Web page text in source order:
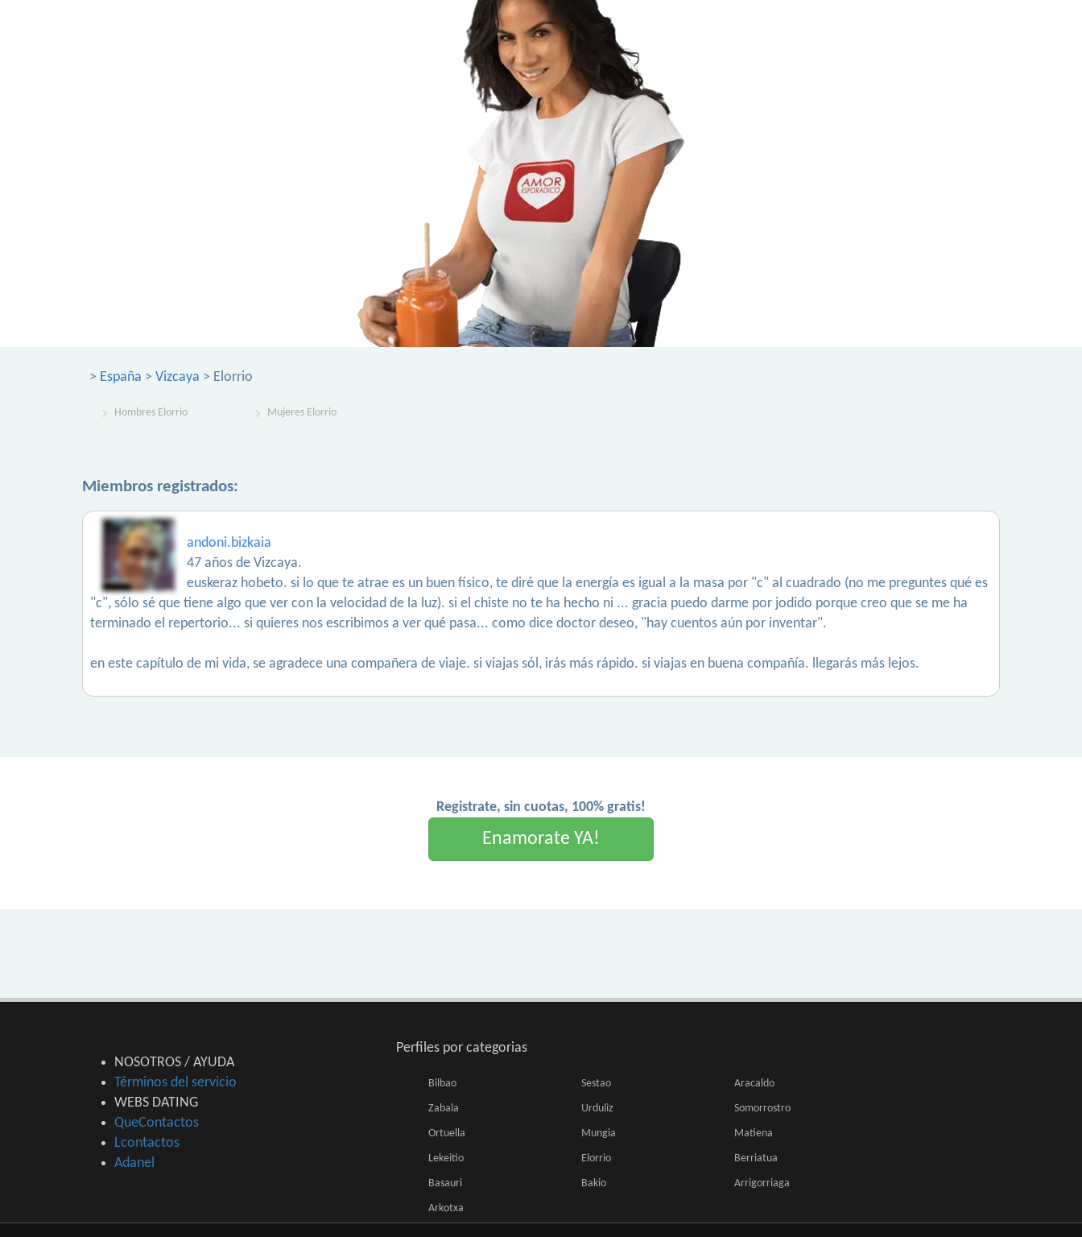
> España > Vizcaya > Elorrio
Hombres Elorrio Mujeres Elorrio
Miembros registrados:
andoni.bizkaia
47 años de Vizcaya.
euskeraz hobeto. si lo que te atrae es un buen físico, te diré que la energía es igual a la masa por "c" al cuadrado (no me preguntes qué es
"c", sólo sé que tiene algo que ver con la velocidad de la luz). si el chiste no te ha hecho ni ... gracia puedo darme por jodido porque creo que se me ha
terminado el repertorio... si quieres nos escribimos a ver qué pasa... como dice doctor deseo, "hay cuentos aún por inventar".
en este capítulo de mi vida, se agradece una compañera de viaje. si viajas sól, irás más rápido. si viajas en buena compañía. llegarás más lejos.
Registrate, sin cuotas, 100% gratis!
Enamorate YA!
NOSOTROS / AYUDA
Términos del servicio
WEBS DATING
QueContactos
Lcontactos
Adanel
Perfiles por categorias
Bilbao Sestao Aracaldo
Zabala Urduliz Somorrostro
Ortuella Mungia Matiena
Lekeitio Elorrio Berriatua
Basauri Bakio Arrigorriaga
Arkotxa